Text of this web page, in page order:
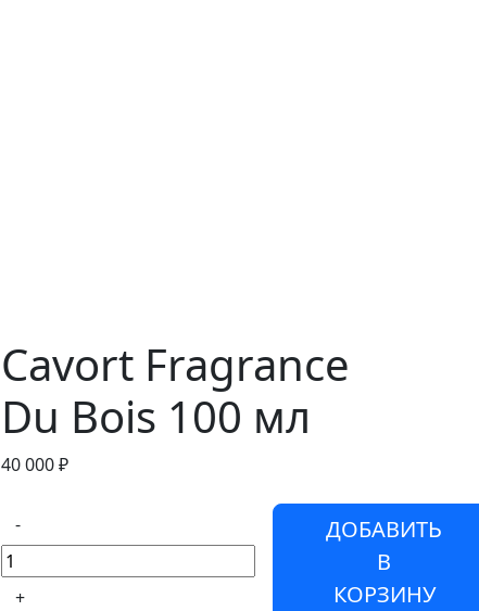
Cavort Fragrance
Du Bois 100 мл
40 000 ₽
-
+
ДОБАВИТЬ
В
КОРЗИНУ